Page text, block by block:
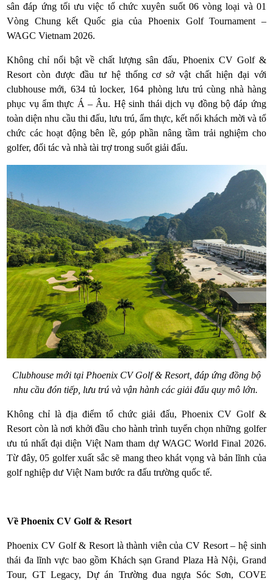
sân đáp ứng tối ưu việc tổ chức xuyên suốt 06 vòng loại và 01
Vòng Chung kết Quốc gia của Phoenix Golf Tournament –
WAGC Vietnam 2026.
Không chỉ nổi bật về chất lượng sân đấu, Phoenix CV Golf &
Resort còn được đầu tư hệ thống cơ sở vật chất hiện đại với
clubhouse mới, 634 tủ locker, 164 phòng lưu trú cùng nhà hàng
phục vụ ẩm thực Á – Âu. Hệ sinh thái dịch vụ đồng bộ đáp ứng
toàn diện nhu cầu thi đấu, lưu trú, ẩm thực, kết nối khách mời và tổ
chức các hoạt động bên lề, góp phần nâng tầm trải nghiệm cho
golfer, đối tác và nhà tài trợ trong suốt giải đấu.
Clubhouse mới tại Phoenix CV Golf & Resort, đáp ứng đồng bộ
nhu cầu đón tiếp, lưu trú và vận hành các giải đấu quy mô lớn.
Không chỉ là địa điểm tổ chức giải đấu, Phoenix CV Golf &
Resort còn là nơi khởi đầu cho hành trình tuyển chọn những golfer
ưu tú nhất đại diện Việt Nam tham dự WAGC World Final 2026.
Từ đây, 05 golfer xuất sắc sẽ mang theo khát vọng và bản lĩnh của
golf nghiệp dư Việt Nam bước ra đấu trường quốc tế.
Về Phoenix CV Golf & Resort
Phoenix CV Golf & Resort là thành viên của CV Resort – hệ sinh
thái đa lĩnh vực bao gồm Khách sạn Grand Plaza Hà Nội, Grand
Tour, GT Legacy, Dự án Trường đua ngựa Sóc Sơn, COVE